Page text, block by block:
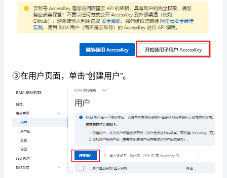
③在用户页面，单击“创建用户”。